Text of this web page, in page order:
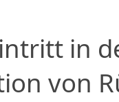
in
von